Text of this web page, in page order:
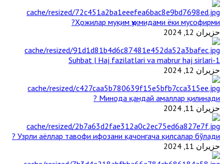
Ҳожилар муқим ҳукмидами ёки мусофирми?
حزيران 12, 2024
1-Suhbat | Haj fazilatlari va mabrur haj sirlari
حزيران 12, 2024
Минода қандай амаллар қилинади ?
حزيران 11, 2024
Узрли аёллар тавофи ифозани қачонгача қилсалар бўлади ?
حزيران 11, 2024